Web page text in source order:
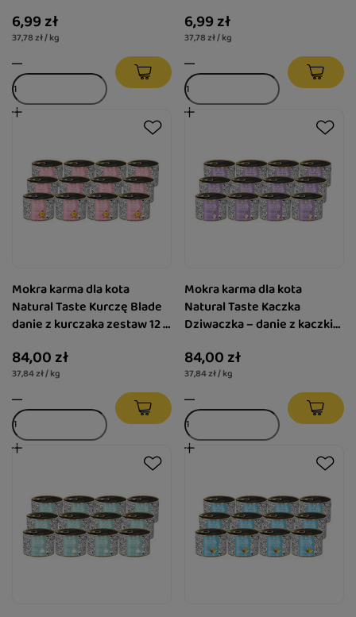
6,99 zł
37,78 zł / kg
6,99 zł
37,78 zł / kg
Mokra karma dla kota
Natural Taste Kurczę Blade
danie z kurczaka zestaw 12 x
84,00 zł
37,84 zł / kg
Mokra karma dla kota
Natural Taste Kaczka
Dziwaczka – danie z kaczki
84,00 zł
37,84 zł / kg